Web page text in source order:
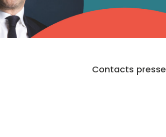
Contacts presse